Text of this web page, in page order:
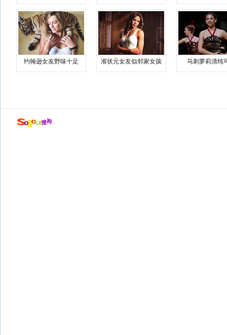
约翰逊女友野味十足 准状元女友似邻家女孩 马刺萝莉清纯